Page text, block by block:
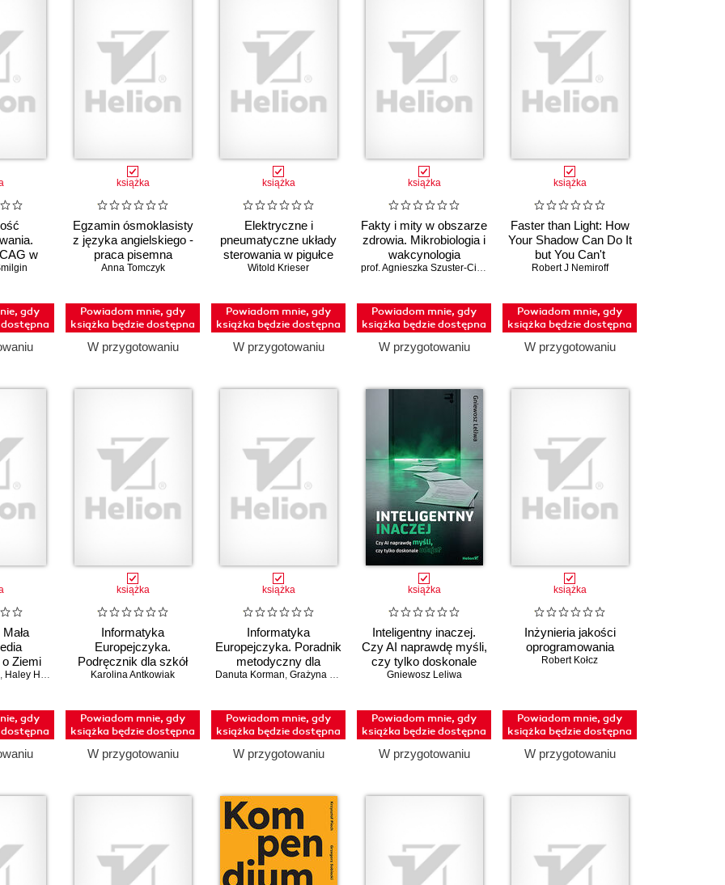
w
gdy
książka
Egzamin ósmoklasisty
z języka angielskiego -
praca pisemna
Anna Tomczyk
Powiadom mnie, gdy
książka będzie dostępna
W przygotowaniu
książka
Elektryczne i
pneumatyczne układy
sterowania w pigułce
Witold Krieser
Powiadom mnie, gdy
książka będzie dostępna
W przygotowaniu
książka
Fakty i mity w obszarze
zdrowia. Mikrobiologia i
wakcynologia
prof. Agnieszka Szuster-Ciesielska; dr Tomasz Dziecištkowski
Powiadom mnie, gdy
książka będzie dostępna
W przygotowaniu
książka
Faster than Light: How
Your Shadow Can Do It
but You Can't
Robert J Nemiroff
Powiadom mnie, gdy
książka będzie dostępna
W przygotowaniu
Ziemi
, Haley Hagerman
gdy
książka
Informatyka
Europejczyka.
Podręcznik dla szkół
ponadpodstawowych.
numerem
dopuszczenia)
Karolina Antkowiak
Powiadom mnie, gdy
książka będzie dostępna
W przygotowaniu
książka
Informatyka
Europejczyka. Poradnik
metodyczny dla
nauczycieli informatyki
Zakres podstawowy i
rozszerzony (Wydanie
II)
Danuta Korman, Grażyna Szabłowicz-Zawadzka
Powiadom mnie, gdy
książka będzie dostępna
W przygotowaniu
książka
Inteligentny inaczej.
Czy AI naprawdę myśli,
czy tylko doskonale
udaje?
Gniewosz Leliwa
Powiadom mnie, gdy
książka będzie dostępna
W przygotowaniu
książka
Inżynieria jakości
oprogramowania
Robert Kołcz
Powiadom mnie, gdy
książka będzie dostępna
W przygotowaniu